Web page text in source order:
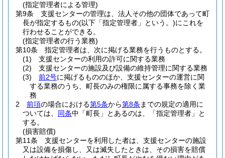
(指定管理者による管理)
第9条
支援センターの管理は、法人その他の団体であって町
長が指定するもの(以下「指定管理者」という。)にこれを
行わせることができる。
(指定管理者の行う業務)
第10条
指定管理者は、次に掲げる業務を行うものとする。
(1)
支援センターの利用の許可に関する業務
(2)
支援センターの施設及び設備の維持管理に関する業務
(3)
前2号に掲げるもののほか、支援センターの運営に関
する業務のうち、町長のみの権限に属する事務を除く業
務
2
前項の場合における第5条から第8条 までの規定の適用に
ついては、 同条中「町長」とあるのは、「指定管理者」と
する。
(損害賠償)
第11条
支援センターを利用した者は、支援センターの施設
又は設備を損傷し、又は滅失したときは、その損害を賠償